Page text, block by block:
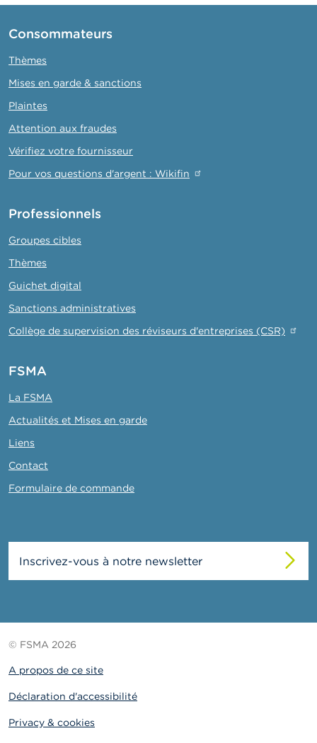
Consommateurs
Thèmes
Mises en garde & sanctions
Plaintes
Attention aux fraudes
Vérifiez votre fournisseur
Pour vos questions d'argent : Wikifin
Professionnels
Groupes cibles
Thèmes
Guichet digital
Sanctions administratives
Collège de supervision des réviseurs d'entreprises (CSR)
FSMA
La FSMA
Actualités et Mises en garde
Liens
Contact
Formulaire de commande
Inscrivez-vous à notre newsletter
© FSMA 2026
A propos de ce site
Déclaration d'accessibilité
Privacy & cookies